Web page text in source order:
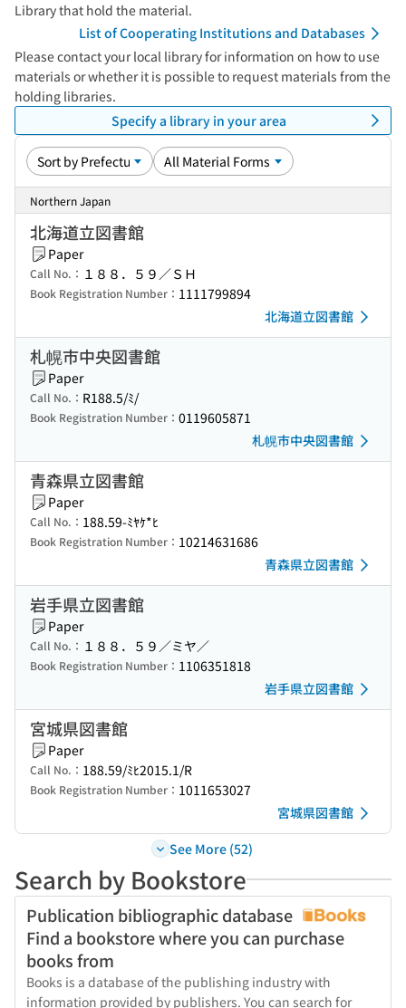
Library that hold the material.
List of Cooperating Institutions and Databases
Please contact your local library for information on how to use
materials or whether it is possible to request materials from the
holding libraries.
Specify a library in your area
Northern Japan
北海道立図書館
Paper
Call No.： １８８．５９／ＳＨ
Book Registration Number： 1111799894
北海道立図書館
札幌市中央図書館
Paper
Call No.： R188.5/ﾐ/
Book Registration Number： 0119605871
札幌市中央図書館
青森県立図書館
Paper
Call No.： 188.59-ﾐﾔｹ*ﾋ
Book Registration Number： 10214631686
青森県立図書館
岩手県立図書館
Paper
Call No.： １８８．５９／ミヤ／
Book Registration Number： 1106351818
岩手県立図書館
宮城県図書館
Paper
Call No.： 188.59/ﾐﾋ2015.1/R
Book Registration Number： 1011653027
宮城県図書館
See More (52)
Search by Bookstore
Publication bibliographic database
Find a bookstore where you can purchase
books from
Books is a database of the publishing industry with
information provided by publishers. You can search for